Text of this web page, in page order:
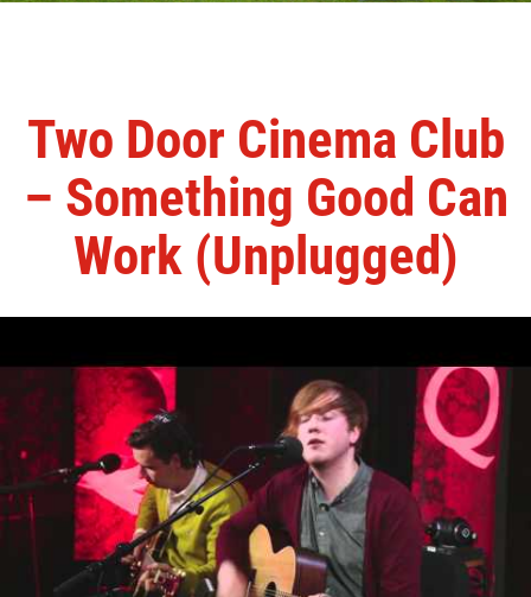
Two Door Cinema Club
– Something Good Can
Work (Unplugged)